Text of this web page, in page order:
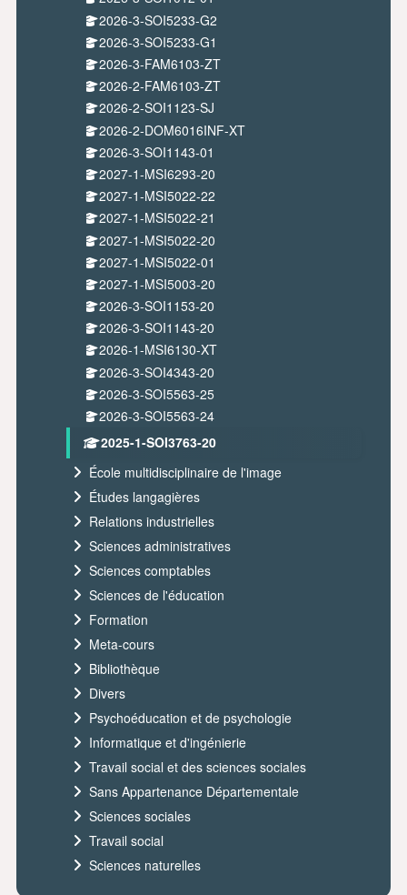
2026-3-SOI5233-G2
2026-3-SOI5233-G1
2026-3-FAM6103-ZT
2026-2-FAM6103-ZT
2026-2-SOI1123-SJ
2026-2-DOM6016INF-XT
2026-3-SOI1143-01
2027-1-MSI6293-20
2027-1-MSI5022-22
2027-1-MSI5022-21
2027-1-MSI5022-20
2027-1-MSI5022-01
2027-1-MSI5003-20
2026-3-SOI1153-20
2026-3-SOI1143-20
2026-1-MSI6130-XT
2026-3-SOI4343-20
2026-3-SOI5563-25
2026-3-SOI5563-24
2025-1-SOI3763-20
École multidisciplinaire de l'image
Études langagières
Relations industrielles
Sciences administratives
Sciences comptables
Sciences de l'éducation
Formation
Meta-cours
Bibliothèque
Divers
Psychoéducation et de psychologie
Informatique et d'ingénierie
Travail social et des sciences sociales
Sans Appartenance Départementale
Sciences sociales
Travail social
Sciences naturelles